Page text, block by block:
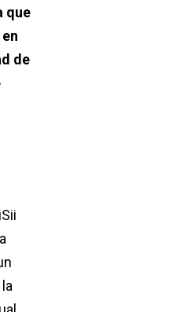
que
de